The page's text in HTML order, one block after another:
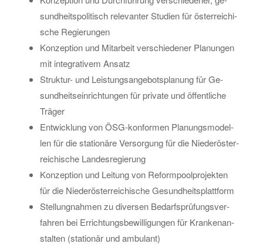
sund­heits­po­li­tisch re­le­van­ter Stu­di­en für ös­ter­rei­chi­
sche Re­gie­run­gen
Kon­zep­ti­on und Mit­ar­beit ver­schie­de­ner Pla­nun­gen
mit in­te­gra­ti­vem An­satz
Struk­tur- und Leis­tungs­an­ge­bots­pla­nung für Ge­
sund­heits­ein­rich­tun­gen für pri­va­te und öf­fent­li­che
Trä­ger
Ent­wick­lung von ÖSG-kon­for­men Pla­nungs­mo­del­
len für die sta­tio­nä­re Ver­sor­gung für die Nie­der­ös­ter­
rei­chi­sche Lan­des­re­gie­rung
Kon­zep­ti­on und Lei­tung von Re­form­pool­pro­jek­ten
für die Nie­der­ös­ter­rei­chi­sche Ge­sund­heits­platt­form
Stel­lung­nah­men zu di­ver­sen Be­darfs­prü­fungs­ver­
fah­ren bei Er­rich­tungs­be­wil­li­gun­gen für Kran­ken­an­
stal­ten (sta­tio­när und am­bu­lant)